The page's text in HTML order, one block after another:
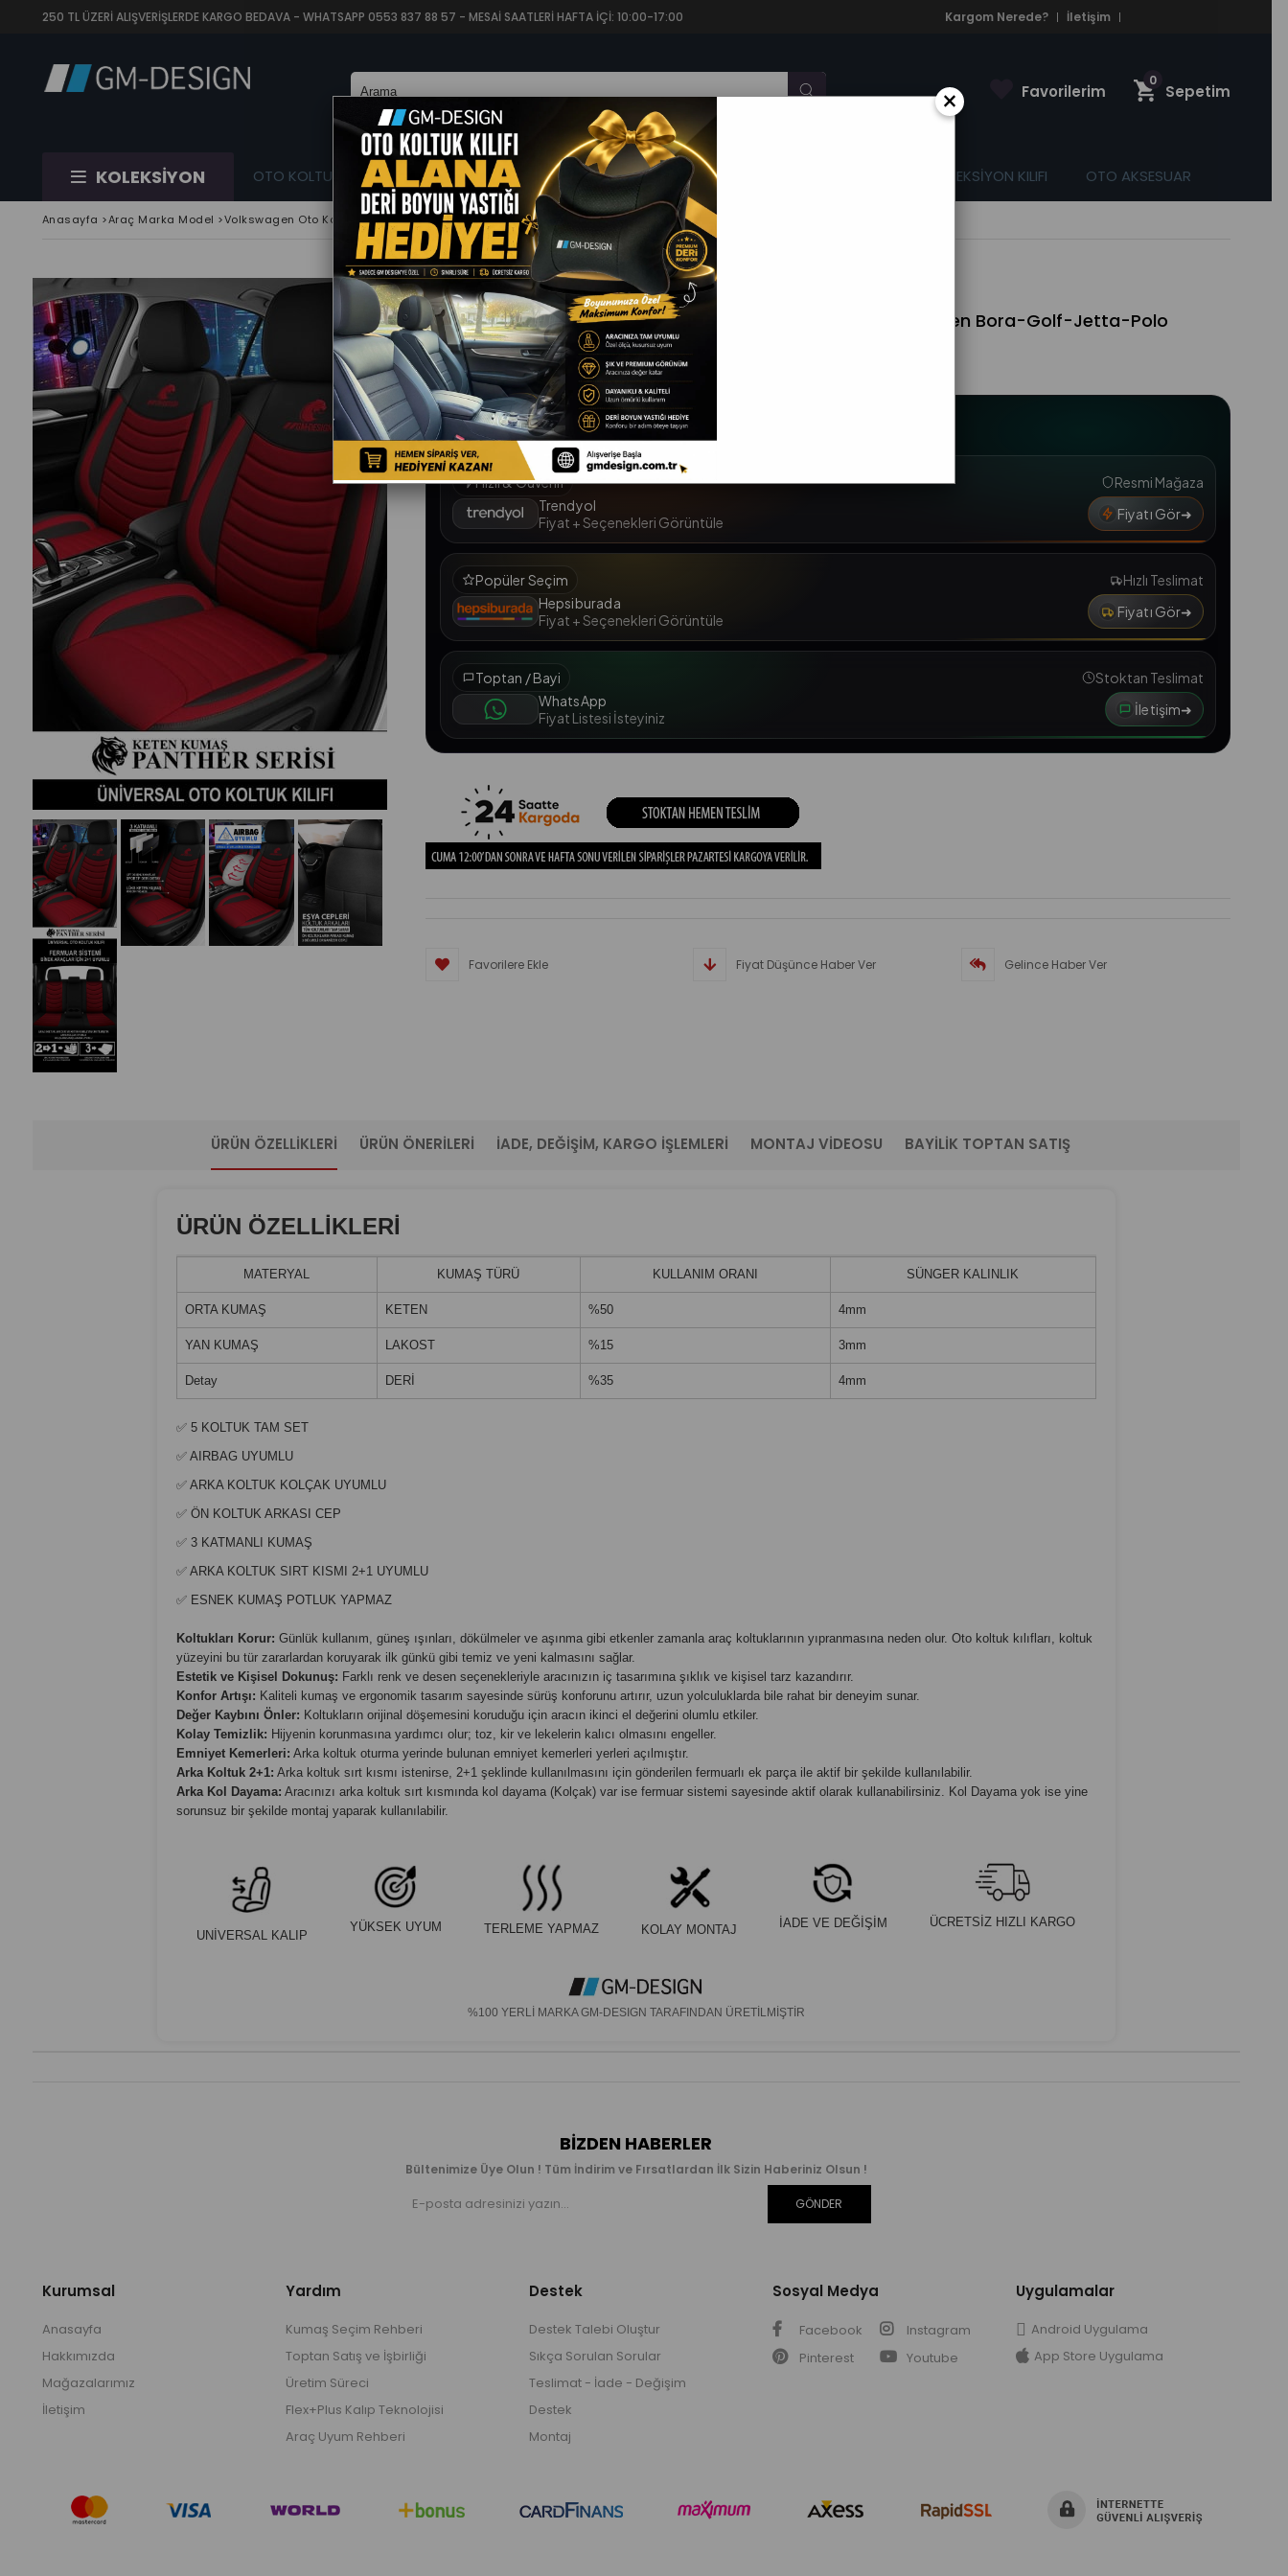
250 TL ÜZERİ ALIŞVERİŞLERDE KARGO BEDAVA - WHATSAPP 0553 837 88 57 - MESAİ SAATLERİ HAFTA İÇİ: 10:00-17:00 Kargom Nerede? İletişim
Sepetim
0
KOLEKSİYON OTO KOLTUK KILIFI TİCARİ OTO KOLTUK KILIFI OTO KOLTUK MİNDERİ DİREKSİYON KILIFI OTO AKSESUAR
Favorilerim
Anasayfa >Araç Marka Model >Volkswagen Oto Koltuk Kılıfı>Panther Serisi Bordo Keten Kumaş Oto Koltuk Kılıfı (Volkswagen Bora-Golf-Jetta-Polo Uyumlu)
Gm Design
Panther Serisi Bordo Keten Kumaş Oto Koltuk Kılıfı (Volkswagen Bora-Golf-Jetta-Polo
Uyumlu)
(GR07256)
Fiyatı Gör, İstediğin Platformdan Satın Al
Trendyol • Hepsiburada • Toptan (WhatsApp)
Hızlı & Güvenli
Resmi Mağaza
Trendyol
Fiyat + Seçenekleri Görüntüle
Fiyatı Gör➜
Popüler Seçim
Hızlı Teslimat
Hepsiburada
Fiyat + Seçenekleri Görüntüle
Fiyatı Gör➜
Toptan / Bayi
Stoktan Teslimat
WhatsApp
Fiyat Listesi İsteyiniz
İletişim➜
Favorilere Ekle Fiyat Düşünce Haber Ver Gelince Haber Ver
ÜRÜN ÖZELLIKLERI ÜRÜN ÖNERILERI İADE, DEĞIŞIM, KARGO İŞLEMLERI MONTAJ VIDEOSU BAYILIK TOPTAN SATIŞ
ÜRÜN ÖZELLİKLERİ
MATERYAL KUMAŞ TÜRÜ KULLANIM ORANI SÜNGER KALINLIK
ORTA KUMAŞ KETEN %50 4mm
YAN KUMAŞ LAKOST %15 3mm
Detay DERİ %35 4mm
✅ 5 KOLTUK TAM SET
✅ AIRBAG UYUMLU
✅ ARKA KOLTUK KOLÇAK UYUMLU
✅ ÖN KOLTUK ARKASI CEP
✅ 3 KATMANLI KUMAŞ
✅ ARKA KOLTUK SIRT KISMI 2+1 UYUMLU
✅ ESNEK KUMAŞ POTLUK YAPMAZ
Koltukları Korur: Günlük kullanım, güneş ışınları, dökülmeler ve aşınma gibi etkenler zamanla araç koltuklarının yıpranmasına neden olur. Oto koltuk kılıfları, koltuk
yüzeyini bu tür zararlardan koruyarak ilk günkü gibi temiz ve yeni kalmasını sağlar.
Estetik ve Kişisel Dokunuş: Farklı renk ve desen seçenekleriyle aracınızın iç tasarımına şıklık ve kişisel tarz kazandırır.
Konfor Artışı: Kaliteli kumaş ve ergonomik tasarım sayesinde sürüş konforunu artırır, uzun yolculuklarda bile rahat bir deneyim sunar.
Değer Kaybını Önler: Koltukların orijinal döşemesini koruduğu için aracın ikinci el değerini olumlu etkiler.
Kolay Temizlik: Hijyenin korunmasına yardımcı olur; toz, kir ve lekelerin kalıcı olmasını engeller.
Emniyet Kemerleri: Arka koltuk oturma yerinde bulunan emniyet kemerleri yerleri açılmıştır.
Arka Koltuk 2+1: Arka koltuk sırt kısmı istenirse, 2+1 şeklinde kullanılmasını için gönderilen fermuarlı ek parça ile aktif bir şekilde kullanılabilir.
Arka Kol Dayama: Aracınızı arka koltuk sırt kısmında kol dayama (Kolçak) var ise fermuar sistemi sayesinde aktif olarak kullanabilirsiniz. Kol Dayama yok ise yine
sorunsuz bir şekilde montaj yaparak kullanılabilir.
UNİVERSAL KALIP
YÜKSEK UYUM TERLEME YAPMAZ KOLAY MONTAJ İADE VE DEĞİŞİM ÜCRETSİZ HIZLI KARGO
%100 YERLİ MARKA GM-DESIGN TARAFINDAN ÜRETİLMİŞTİR
BIZDEN HABERLER
Bültenimize Üye Olun ! Tüm İndirim ve Fırsatlardan İlk Sizin Haberiniz Olsun !
GÖNDER
Kurumsal
Anasayfa
Hakkımızda
Mağazalarımız
İletişim
Yardım
Kumaş Seçim Rehberi
Toptan Satış ve İşbirliği
Üretim Süreci
Flex+Plus Kalıp Teknolojisi
Araç Uyum Rehberi
Destek
Destek Talebi Oluştur
Sıkça Sorulan Sorular
Teslimat - İade - Değişim
Destek
Montaj
Sosyal Medya
Facebook
Instagram
Pinterest
Youtube
Uygulamalar
Android Uygulama
App Store Uygulama
×